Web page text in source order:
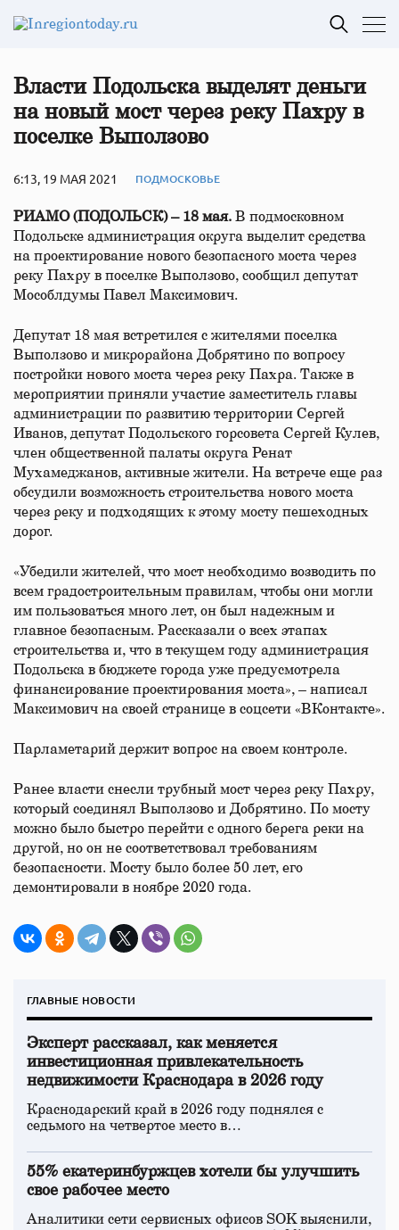
Власти Подольска выделят деньги
на новый мост через реку Пахру в
поселке Выползово
6:13, 19 МАЯ 2021 ПОДМОСКОВЬЕ
РИАМО (ПОДОЛЬСК) – 18 мая. В подмосковном
Подольске администрация округа выделит средства
на проектирование нового безопасного моста через
реку Пахру в поселке Выползово, сообщил депутат
Мособлдумы Павел Максимович.
Депутат 18 мая встретился с жителями поселка
Выползово и микрорайона Добрятино по вопросу
постройки нового моста через реку Пахра. Также в
мероприятии приняли участие заместитель главы
администрации по развитию территории Сергей
Иванов, депутат Подольского горсовета Сергей Кулев,
член общественной палаты округа Ренат
Мухамеджанов, активные жители. На встрече еще раз
обсудили возможность строительства нового моста
через реку и подходящих к этому мосту пешеходных
дорог.
«Убедили жителей, что мост необходимо возводить по
всем градостроительным правилам, чтобы они могли
им пользоваться много лет, он был надежным и
главное безопасным. Рассказали о всех этапах
строительства и, что в текущем году администрация
Подольска в бюджете города уже предусмотрела
финансирование проектирования моста», – написал
Максимович на своей странице в соцсети «ВКонтакте».
Парламетарий держит вопрос на своем контроле.
Ранее власти снесли трубный мост через реку Пахру,
который соединял Выползово и Добрятино. По мосту
можно было быстро перейти с одного берега реки на
другой, но он не соответствовал требованиям
безопасности. Мосту было более 50 лет, его
демонтировали в ноябре 2020 года.
ГЛАВНЫЕ НОВОСТИ
Эксперт рассказал, как меняется
инвестиционная привлекательность
недвижимости Краснодара в 2026 году
Краснодарский край в 2026 году поднялся с
седьмого на четвертое место в…
55% екатеринбуржцев хотели бы улучшить
свое рабочее место
Аналитики сети сервисных офисов SOK выяснили,